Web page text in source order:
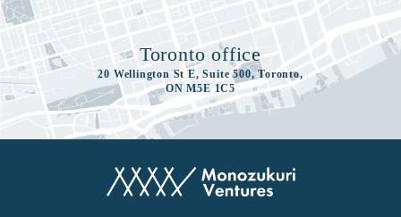
Toronto office
20 Wellington St E, Suite 500, Toronto,
ON M5E 1C5